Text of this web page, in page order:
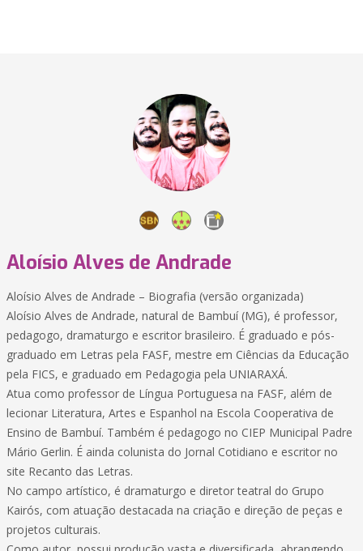
Aloísio Alves de Andrade
Aloísio Alves de Andrade – Biografia (versão organizada)
Aloísio Alves de Andrade, natural de Bambuí (MG), é professor,
pedagogo, dramaturgo e escritor brasileiro. É graduado e pós-
graduado em Letras pela FASF, mestre em Ciências da Educação
pela FICS, e graduado em Pedagogia pela UNIARAXÁ.
Atua como professor de Língua Portuguesa na FASF, além de
lecionar Literatura, Artes e Espanhol na Escola Cooperativa de
Ensino de Bambuí. Também é pedagogo no CIEP Municipal Padre
Mário Gerlin. É ainda colunista do Jornal Cotidiano e escritor no
site Recanto das Letras.
No campo artístico, é dramaturgo e diretor teatral do Grupo
Kairós, com atuação destacada na criação e direção de peças e
projetos culturais.